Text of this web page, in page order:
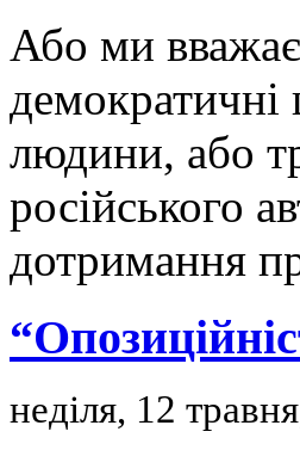
Або ми
демократичні
людини, або
російського
дотримання
неділя, 12